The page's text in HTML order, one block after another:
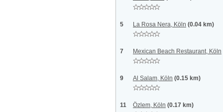
5 La Rosa Nera, Köln (0.04 km)
7 Mexican Beach Restaurant, Köln
9 Al Salam, Köln (0.15 km)
11 Özlem, Köln (0.17 km)